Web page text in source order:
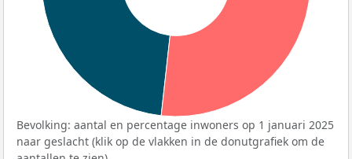
Bevolking: aantal en percentage inwoners op 1 januari 2025
naar geslacht (klik op de vlakken in de donutgrafiek om de